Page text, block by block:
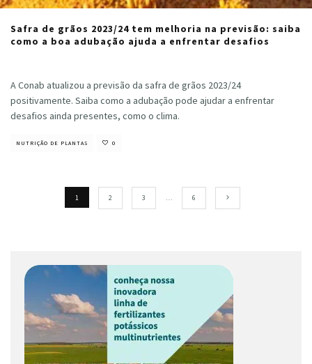
Safra de grãos 2023/24 tem melhoria na previsão: saiba
como a boa adubação ajuda a enfrentar desafios
A Conab atualizou a previsão da safra de grãos 2023/24
positivamente. Saiba como a adubação pode ajudar a enfrentar
desafios ainda presentes, como o clima.
NUTRIÇÃO DE PLANTAS 0
1 2 3 … 6